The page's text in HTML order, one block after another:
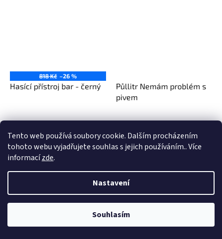
Tento web používá soubory cookie. Dalším procházením
tohoto webu vyjadřujete souhlas s jejich používáním.. Více
informacízde.
Nastavení
Souhlasím
818 Kč –26 %
Hasící přístroj bar - černý
Do košíku
Půllitr Nemám problém s
pivem
Do košíku